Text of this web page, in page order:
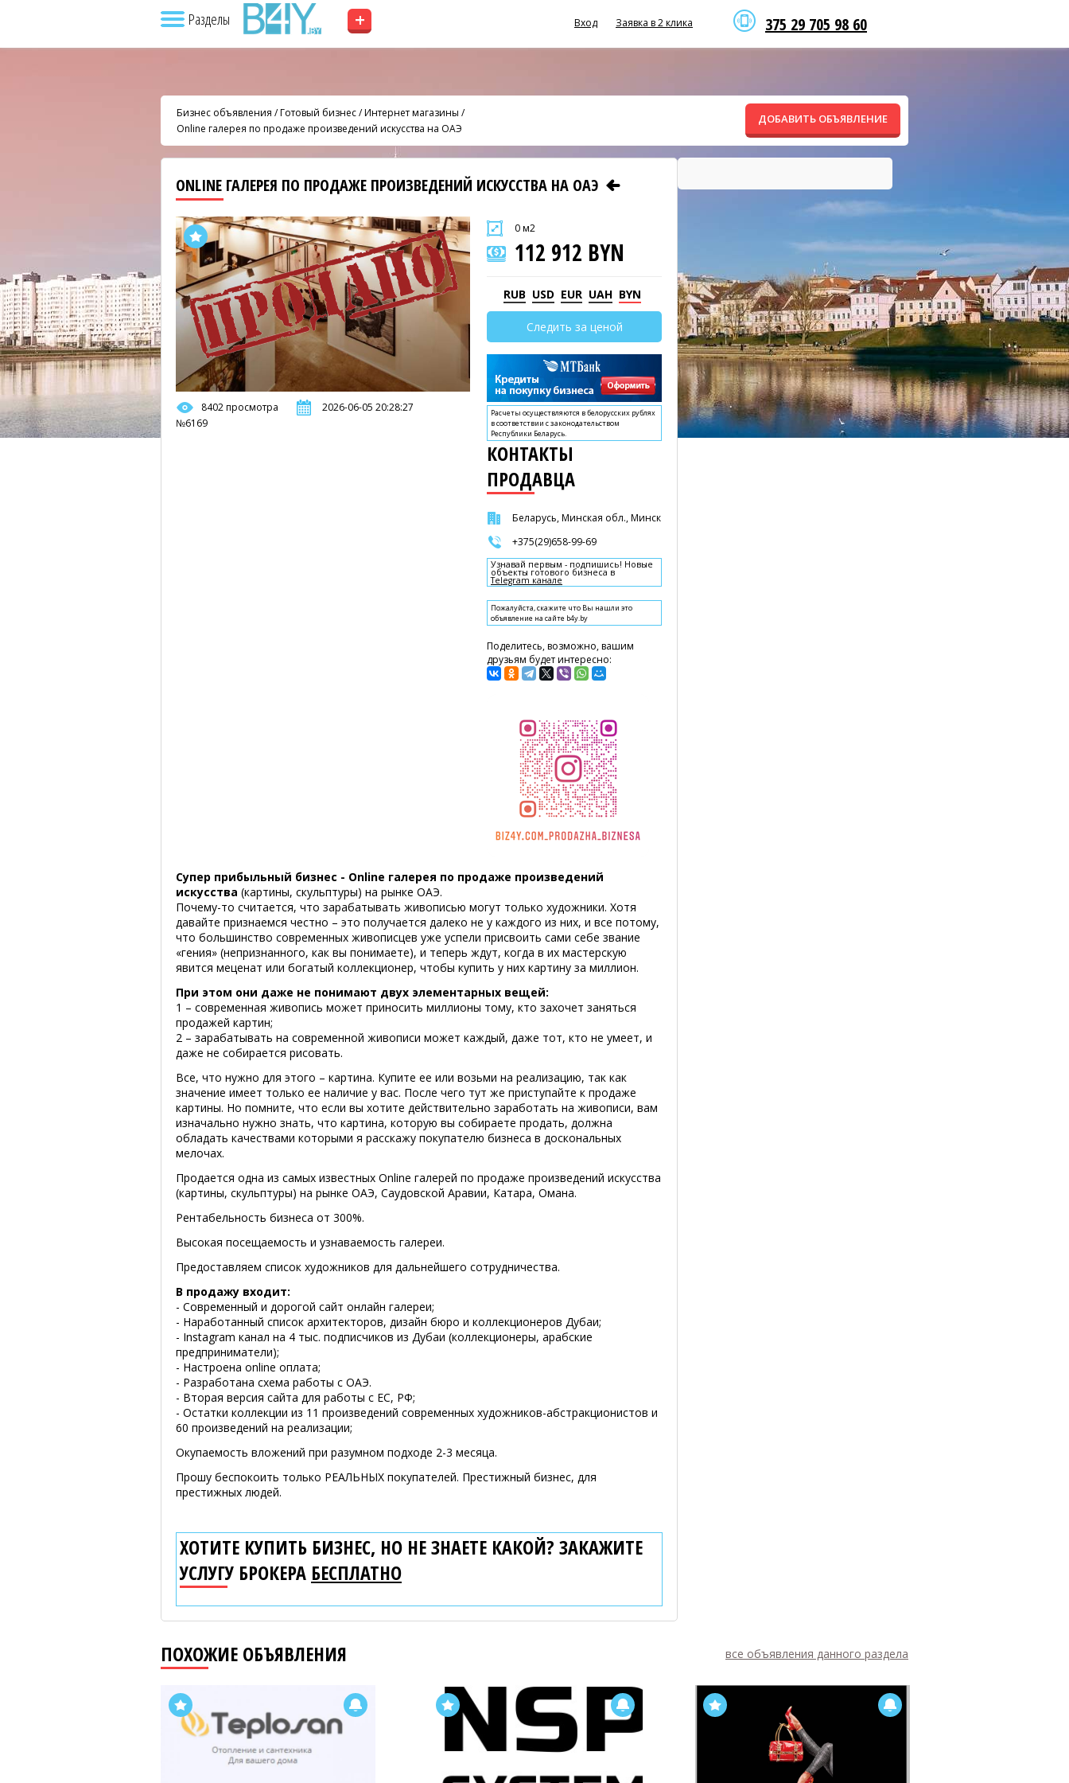
Разделы + 375 29 705 98 60
Вход Заявка в 2 клика
Бизнес объявления /Готовый бизнес/Интернет магазины /
Online галерея по продаже произведений искусства на ОАЭ
ДОБАВИТЬ ОБЪЯВЛЕНИЕ
ONLINE ГАЛЕРЕЯ ПО ПРОДАЖЕ ПРОИЗВЕДЕНИЙ ИСКУССТВА НА ОАЭ
8402 просмотра
2026-06-05 20:28:27
№6169
0 м2
112 912 BYN
RUB USD EUR UAH BYN
Следить за ценой
Расчеты осуществляются в белорусских рублях
в соответствии с законодательством
Республики Беларусь.
КОНТАКТЫ
ПРОДАВЦА
Беларусь, Минская обл., Минск
+375(29)658-99-69
Узнавай первым - подпишись! Новые
объекты готового бизнеса в
Telegram канале
Пожалуйста, скажите что Вы нашли это
объявление на сайте b4y.by
Поделитесь, возможно, вашим
друзьям будет интересно:
Супер прибыльный бизнес - Online галерея по продаже произведений
искусства (картины, скульптуры) на рынке ОАЭ.
Почему-то считается, что зарабатывать живописью могут только художники. Хотя
давайте признаемся честно – это получается далеко не у каждого из них, и все потому,
что большинство современных живописцев уже успели присвоить сами себе звание
«гения» (непризнанного, как вы понимаете), и теперь ждут, когда в их мастерскую
явится меценат или богатый коллекционер, чтобы купить у них картину за миллион.
При этом они даже не понимают двух элементарных вещей:
1 – современная живопись может приносить миллионы тому, кто захочет заняться
продажей картин;
2 – зарабатывать на современной живописи может каждый, даже тот, кто не умеет, и
даже не собирается рисовать.
Все, что нужно для этого – картина. Купите ее или возьми на реализацию, так как
значение имеет только ее наличие у вас. После чего тут же приступайте к продаже
картины. Но помните, что если вы хотите действительно заработать на живописи, вам
изначально нужно знать, что картина, которую вы собираете продать, должна
обладать качествами которыми я расскажу покупателю бизнеса в доскональных
мелочах.
Продается одна из самых известных Online галерей по продаже произведений искусства
(картины, скульптуры) на рынке ОАЭ, Саудовской Аравии, Катара, Омана.
Рентабельность бизнеса от 300%.
Высокая посещаемость и узнаваемость галереи.
Предоставляем список художников для дальнейшего сотрудничества.
В продажу входит:
- Современный и дорогой сайт онлайн галереи;
- Наработанный список архитекторов, дизайн бюро и коллекционеров Дубаи;
- Instagram канал на 4 тыс. подписчиков из Дубаи (коллекционеры, арабские
предприниматели);
- Настроена online оплата;
- Разработана схема работы с ОАЭ.
- Вторая версия сайта для работы с ЕС, РФ;
- Остатки коллекции из 11 произведений современных художников-абстракционистов и
60 произведений на реализации;
Окупаемость вложений при разумном подходе 2-3 месяца.
Прошу беспокоить только РЕАЛЬНЫХ покупателей. Престижный бизнес, для
престижных людей.
ХОТИТЕ КУПИТЬ БИЗНЕС, НО НЕ ЗНАЕТЕ КАКОЙ? ЗАКАЖИТЕ
УСЛУГУ БРОКЕРА БЕСПЛАТНО
ПОХОЖИЕ ОБЪЯВЛЕНИЯ все объявления данного раздела